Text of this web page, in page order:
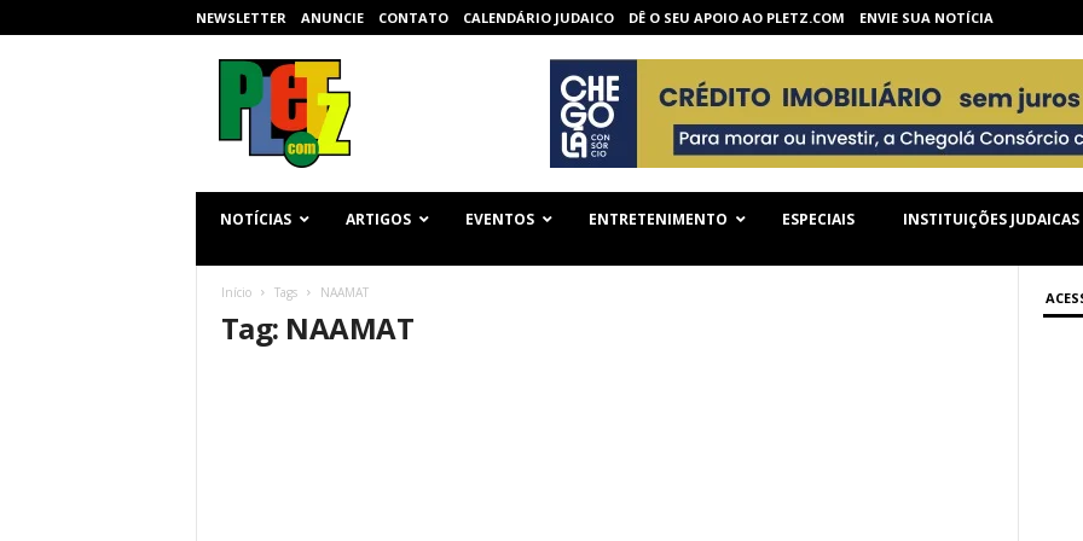
NEWSLETTER ANUNCIE CONTATO CALENDÁRIO JUDAICO DÊ O SEU APOIO AO PLETZ.COM ENVIE SUA NOTÍCIA
NOTÍCIAS ARTIGOS EVENTOS ENTRETENIMENTO ESPECIAIS INSTITUIÇÕES JUDAICAS
Início Tags NAAMAT
Tag: NAAMAT